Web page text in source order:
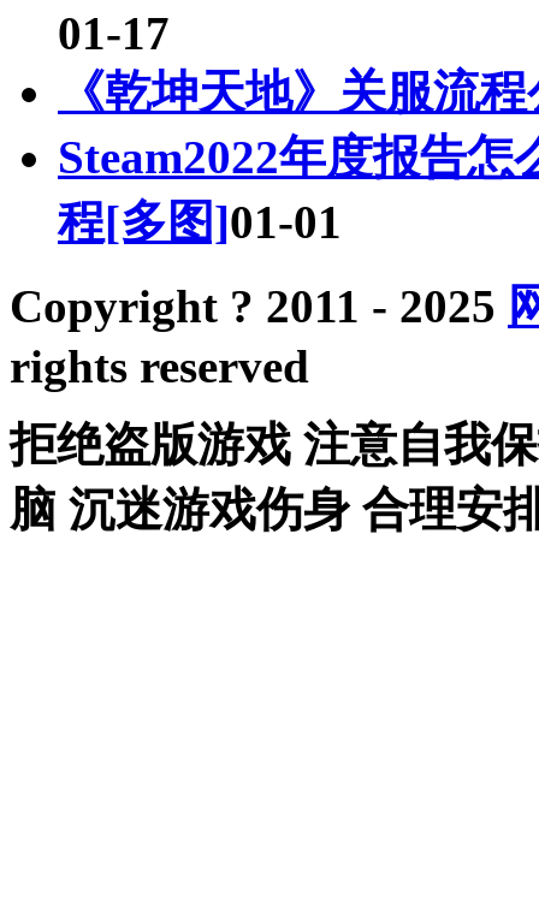
01-17
《乾坤天地》关服流
Steam2022年度报告怎
程[多图]01-01
Copyright ? 2011 - 2025
rights reserved
拒绝盗版游戏 注意自我
脑 沉迷游戏伤身 合理安